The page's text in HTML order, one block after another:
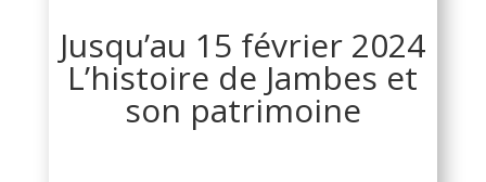
Jusqu’au 15 février 2024
L’histoire de Jambes et
son patrimoine